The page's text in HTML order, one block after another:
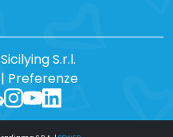
S.r.l.
Preferenze